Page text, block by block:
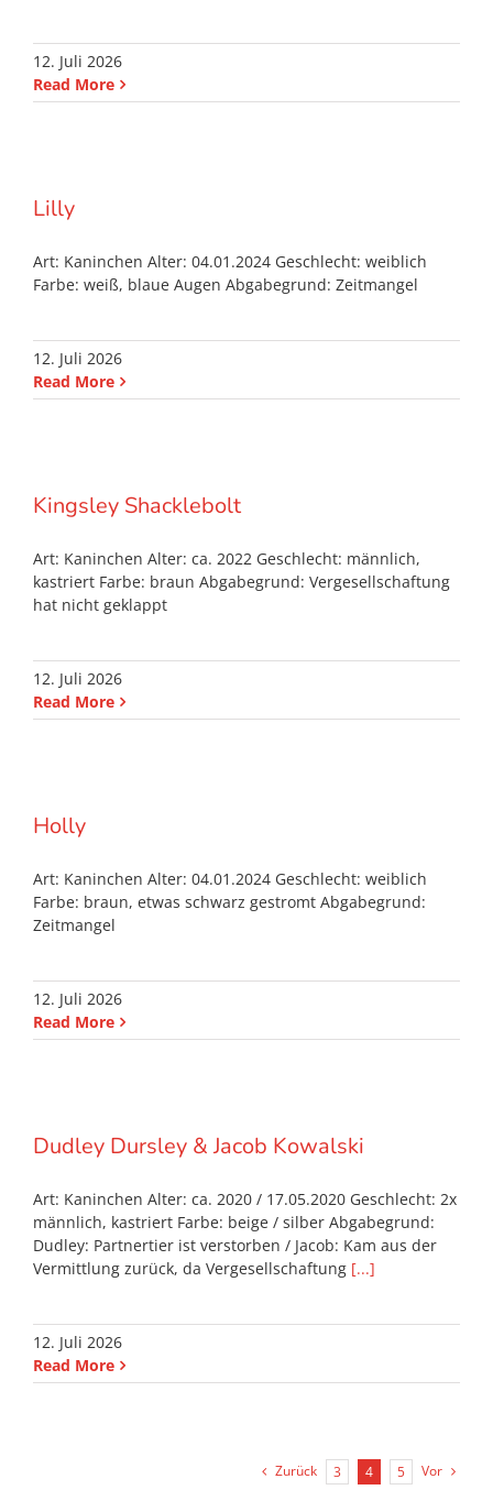
12. Juli 2026
Read More
Lilly
Art: Kaninchen Alter: 04.01.2024 Geschlecht: weiblich
Farbe: weiß, blaue Augen Abgabegrund: Zeitmangel
12. Juli 2026
Read More
Kingsley Shacklebolt
Art: Kaninchen Alter: ca. 2022 Geschlecht: männlich,
kastriert Farbe: braun Abgabegrund: Vergesellschaftung
hat nicht geklappt
12. Juli 2026
Read More
Holly
Art: Kaninchen Alter: 04.01.2024 Geschlecht: weiblich
Farbe: braun, etwas schwarz gestromt Abgabegrund:
Zeitmangel
12. Juli 2026
Read More
Dudley Dursley & Jacob Kowalski
Art: Kaninchen Alter: ca. 2020 / 17.05.2020 Geschlecht: 2x
männlich, kastriert Farbe: beige / silber Abgabegrund:
Dudley: Partnertier ist verstorben / Jacob: Kam aus der
Vermittlung zurück, da Vergesellschaftung [...]
12. Juli 2026
Read More
Zurück 3 4 5 Vor